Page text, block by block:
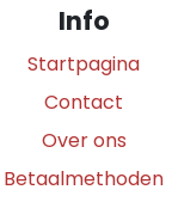
Info
Startpagina
Contact
Over ons
Betaalmethoden